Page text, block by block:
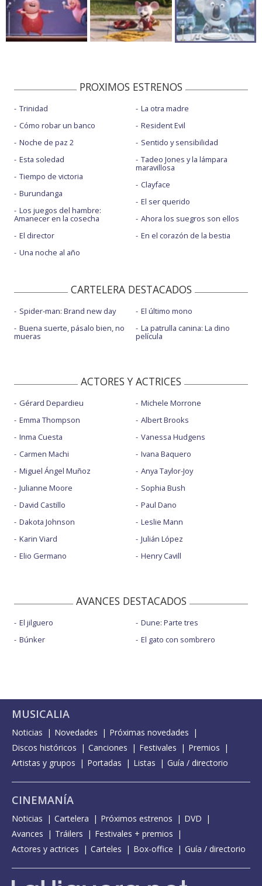
PROXIMOS ESTRENOS
Trinidad
Cómo robar un banco
Noche de paz 2
Esta soledad
Tiempo de victoria
Burundanga
Los juegos del hambre:
Amanecer en la cosecha
El director
Una noche al año
La otra madre
Resident Evil
Sentido y sensibilidad
Tadeo Jones y la lámpara
maravillosa
Clayface
El ser querido
Ahora los suegros son ellos
En el corazón de la bestia
CARTELERA DESTACADOS
Spider-man: Brand new day
Buena suerte, pásalo bien, no
mueras
El último mono
La patrulla canina: La dino
película
ACTORES Y ACTRICES
Gérard Depardieu
Emma Thompson
Inma Cuesta
Carmen Machi
Miguel Ángel Muñoz
Julianne Moore
David Castillo
Dakota Johnson
Karin Viard
Elio Germano
Michele Morrone
Albert Brooks
Vanessa Hudgens
Ivana Baquero
Anya Taylor-Joy
Sophia Bush
Paul Dano
Leslie Mann
Julián López
Henry Cavill
AVANCES DESTACADOS
El jilguero
Búnker
Dune: Parte tres
El gato con sombrero
MUSICALIA
Noticias Novedades
Próximas novedades
Discos históricos
Canciones Festivales
Premios
Artistas y grupos
Portadas Listas Guía / directorio
CINEMANÍA
Noticias Cartelera Próximos estrenos
DVD
Avances
Tráilers
Festivales + premios
Actores y actrices
Carteles Box-office Guía / directorio